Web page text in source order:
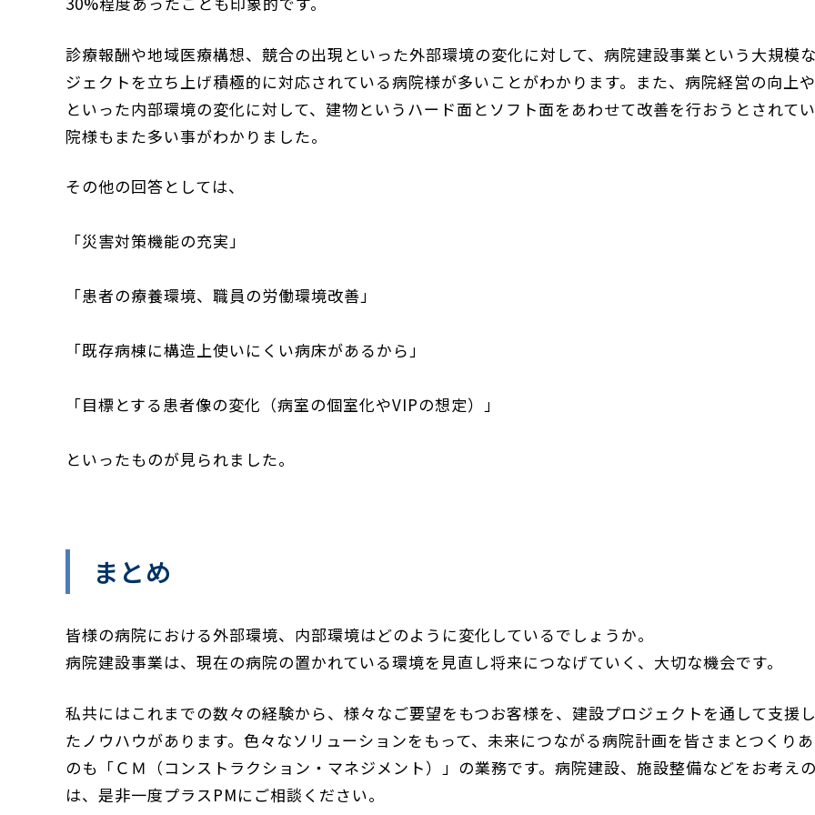
診療報酬や地域医療構想、競合の出現といった外部環境の変化に対して、病院建設事業という大規模
ジェクトを立ち上げ積極的に対応されている病院様が多いことがわかります。また、病院経営の向上
といった内部環境の変化に対して、建物というハード面とソフト面をあわせて改善を行おうとされて
院様もまた多い事がわかりました。
その他の回答としては、
「災害対策機能の充実」
「患者の療養環境、職員の労働環境改善」
「既存病棟に構造上使いにくい病床があるから」
「目標とする患者像の変化（病室の個室化やVIPの想定）」
といったものが見られました。
まとめ
皆様の病院における外部環境、内部環境はどのように変化しているでしょうか。
病院建設事業は、現在の病院の置かれている環境を見直し将来につなげていく、大切な機会です。
私共にはこれまでの数々の経験から、様々なご要望をもつお客様を、建設プロジェクトを通して支援
たノウハウがあります。色々なソリューションをもって、未来につながる病院計画を皆さまとつくり
のも「ＣＭ（コンストラクション・マネジメント）」の業務です。病院建設、施設整備などをお考え
は、是非一度プラスPMにご相談ください。